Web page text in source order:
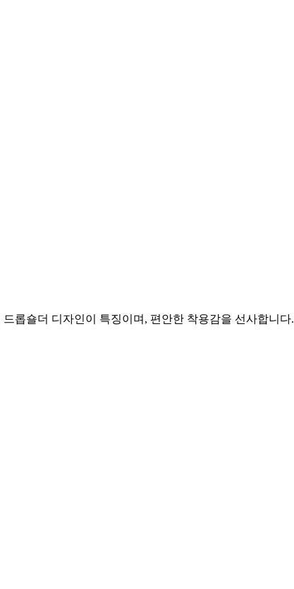
롭숄더 디자인이 특징이며, 편안한 착용감을 선사합니다.